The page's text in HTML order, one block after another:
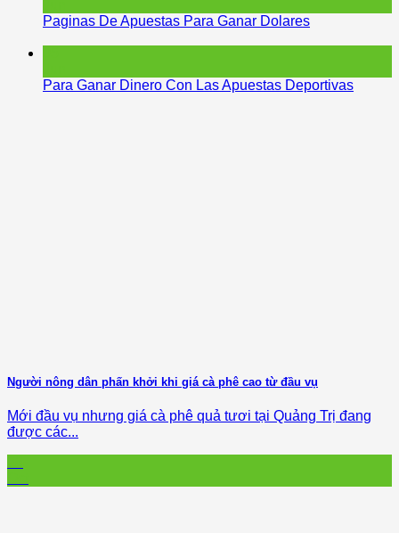
Paginas De Apuestas Para Ganar Dolares
Para Ganar Dinero Con Las Apuestas Deportivas
Người nông dân phấn khởi khi giá cà phê cao từ đầu vụ
Mới đầu vụ nhưng giá cà phê quả tươi tại Quảng Trị đang
được các...